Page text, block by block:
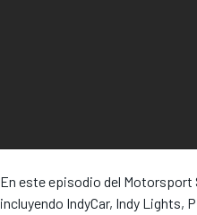
En este episodio del Motorsport
incluyendo IndyCar, Indy Lights,